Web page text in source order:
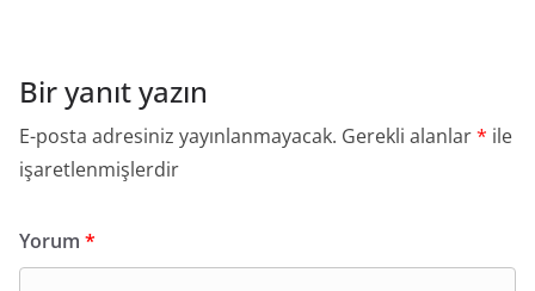
Bir yanıt yazın
E-posta adresiniz yayınlanmayacak. Gerekli alanlar* ile
işaretlenmişlerdir
Yorum *